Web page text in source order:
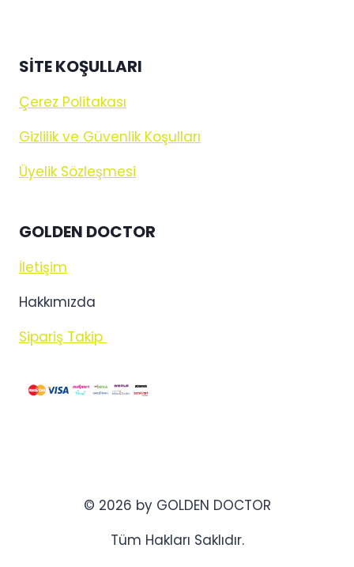
SİTE KOŞULLARI
Çerez Politakası
Gizlilik ve Güvenlik Koşulları
Üyelik Sözleşmesi
GOLDEN DOCTOR
İletişim
Hakkımızda
Sipariş Takip
© 2026 by GOLDEN DOCTOR
Tüm Hakları Saklıdır.